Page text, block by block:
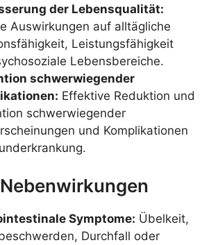
der Lebensqualität:
Auswirkungen auf alltägliche
Leistungsfähigkeit
Lebensbereiche.
schwerwiegender
Effektive Reduktion und
schwerwiegender
und Komplikationen
Symptome: Übelkeit,
Durchfall oder